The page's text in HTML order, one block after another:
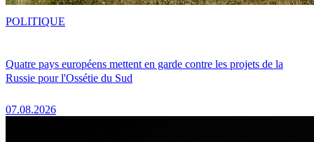
Quatre pays européens mettent en garde contre les projets de la
Russie pour l'Ossétie du Sud
07.08.2026
POLITIQUE